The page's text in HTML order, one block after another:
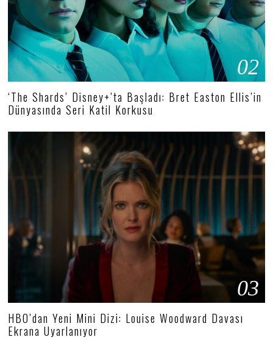
02
‘The Shards’ Disney+’ta Başladı: Bret Easton Ellis’in
Dünyasında Seri Katil Korkusu
03
HBO’dan Yeni Mini Dizi: Louise Woodward Davası
Ekrana Uyarlanıyor